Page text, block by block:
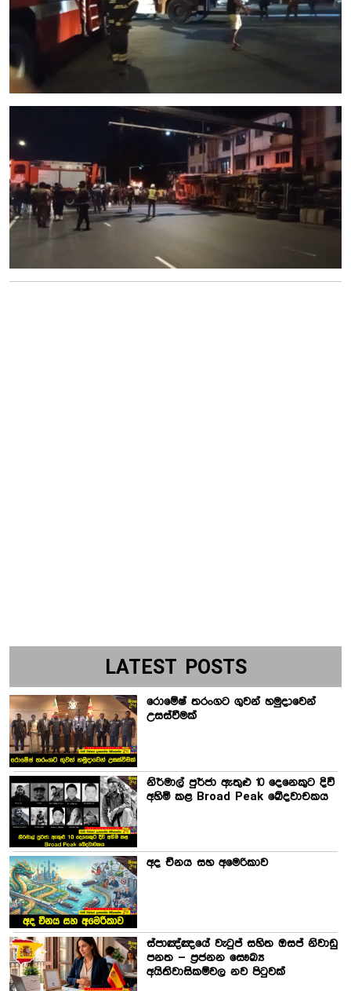
LATEST POSTS
රොමේෂ් තරංගට ගුවන් හමුදාවෙන්
උසස්වීමක්
නිර්මාල් පුර්ජා ඇතුළු 10 දෙනෙකුට දිවි
අහිමි කළ Broad Peak ඛේදවාචකය
අද චීනය සහ අමෙරිකාව
ස්පාඤ්ඤයේ වැටුප් සහිත ඔසප් නිවාඩු
පනත – ප්‍රජනන සෞඛ්‍ය
අයිතිවාසිකම්වල නව පිටුවක්